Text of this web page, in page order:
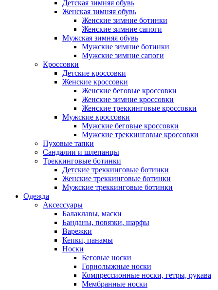
Детская зимняя обувь
Женская зимняя обувь
Женские зимние ботинки
Женские зимние сапоги
Мужская зимняя обувь
Мужские зимние ботинки
Мужские зимние сапоги
Кроссовки
Детские кроссовки
Женские кроссовки
Женские беговые кроссовки
Женские зимние кроссовки
Женские треккинговые кроссовки
Мужские кроссовки
Мужские беговые кроссовки
Мужские треккинговые кроссовки
Пуховые тапки
Сандалии и шлепанцы
Треккинговые ботинки
Детские треккинговые ботинки
Женские треккинговые ботинки
Мужские треккинговые ботинки
Одежда
Аксессуары
Балаклавы, маски
Банданы, повязки, шарфы
Варежки
Кепки, панамы
Носки
Беговые носки
Горнолыжные носки
Компрессионные носки, гетры, рукава
Мембранные носки